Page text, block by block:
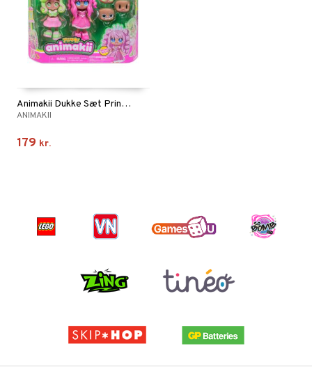
Animakii Dukke Sæt Prinsesse/Heks
ANIMAKII
179 kr.